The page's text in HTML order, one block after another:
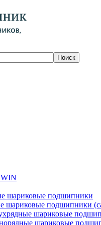
Поиск
шариковые подшипники
шариковые подшипники
шариковые
шариковые